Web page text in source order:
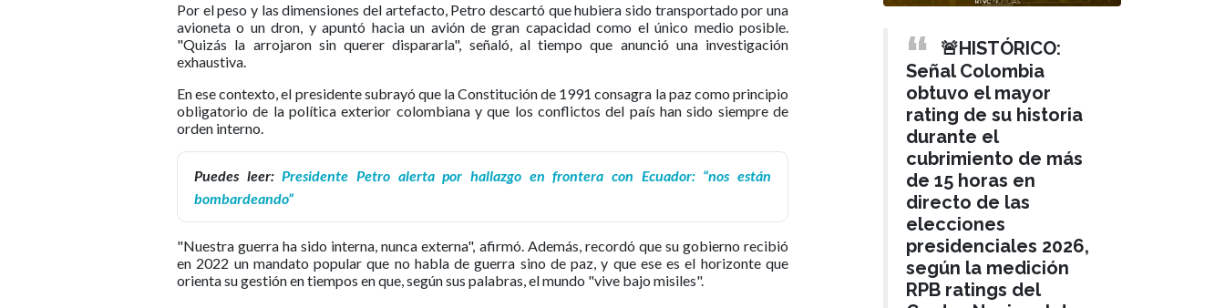
Por el peso y las dimensiones del artefacto, Petro descartó que hubiera sido transportado por una
avioneta o un dron, y apuntó hacia un avión de gran capacidad como el único medio posible.
"Quizás la arrojaron sin querer dispararla", señaló, al tiempo que anunció una investigación
exhaustiva.
En ese contexto, el presidente subrayó que la Constitución de 1991 consagra la paz como principio
obligatorio de la política exterior colombiana y que los conflictos del país han sido siempre de
orden interno.
Puedes leer:Presidente Petro alerta por hallazgo en frontera con Ecuador: “nos están
bombardeando”
"Nuestra guerra ha sido interna, nunca externa", afirmó. Además, recordó que su gobierno recibió
en 2022 un mandato popular que no habla de guerra sino de paz, y que ese es el horizonte que
orienta su gestión en tiempos en que, según sus palabras, el mundo "vive bajo misiles".
🚨HISTÓRICO:
Señal Colombia
obtuvo el mayor
rating de su historia
durante el
cubrimiento de más
de 15 horas en
directo de las
elecciones
presidenciales 2026,
según la medición
RPB ratings del